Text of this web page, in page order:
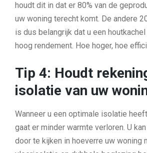
houdt dit in dat er 80% van de
uw woning terecht komt. De andere
is dus belangrijk dat u een
hoog rendement. Hoe hoger, hoe
Tip 4: Houdt
isolatie van uw
Wanneer u een optimale isolatie
gaat er minder warmte verloren. U
door te kijken in hoeverre uw woning